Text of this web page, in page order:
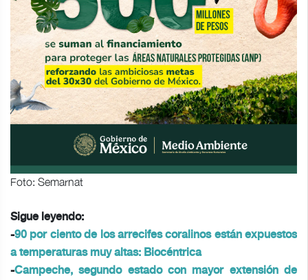
Foto: Semarnat
Sigue leyendo:
-90 por ciento de los arrecifes coralinos están expuestos
a temperaturas muy altas: Biocéntrica
-Campeche, segundo estado con mayor extensión de